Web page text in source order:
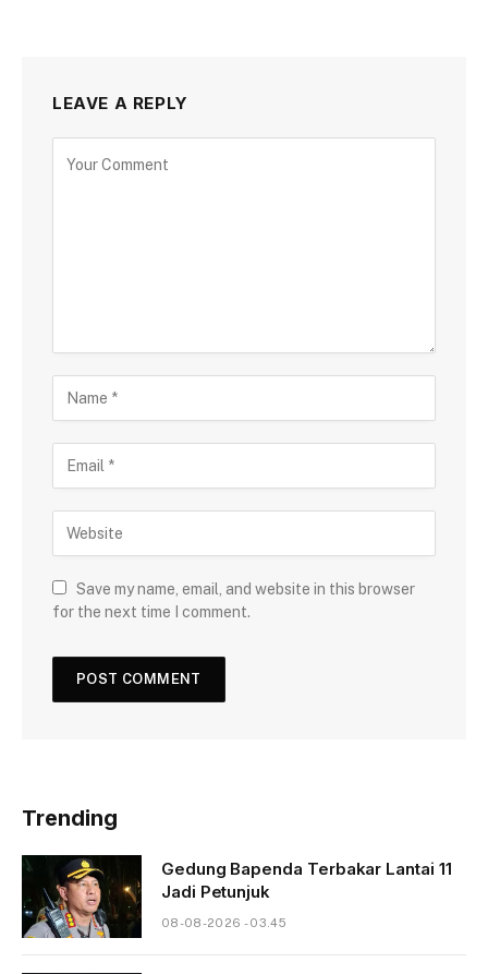
LEAVE A REPLY
Save my name, email, and website in this browser
for the next time I comment.
Trending
Gedung Bapenda Terbakar Lantai 11
Jadi Petunjuk
08-08-2026 - 03.45